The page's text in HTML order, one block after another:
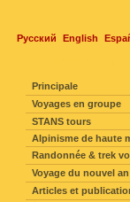
Русский English
Principale
Voyages en groupe
STANS tours
Alpinisme de haute
Randonnée & trek
Voyage du nouvel an
Articles et